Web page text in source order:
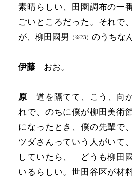
素晴らしい、田園調布の一
ごいところだった。それで
が、柳田國男
（※23）のうちな
伊藤 おお。
原 道を隔てて、こう、向
れで、のちに僕が柳田美術
になったとき、僕の先輩で
ツダさんっていう人がいて
していたら、「どうも柳田
いるらしい。世田谷区が材